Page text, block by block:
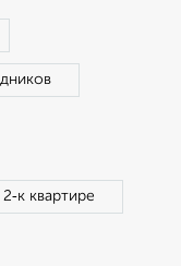
2‑к квартире